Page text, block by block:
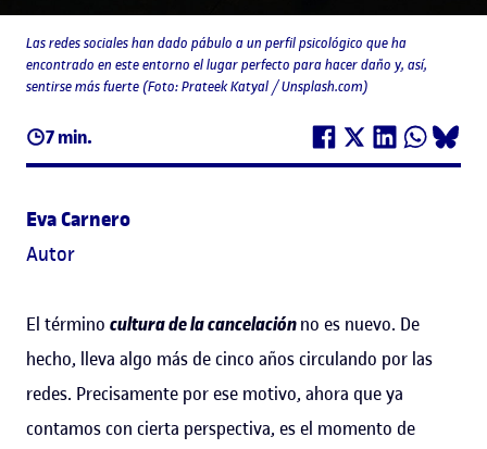
7 min.
Las redes sociales han dado pábulo a un perfil psicológico que ha
encontrado en este entorno el lugar perfecto para hacer daño y, así,
sentirse más fuerte (Foto: Prateek Katyal / Unsplash.com)
Eva Carnero
Autor
El término cultura de la cancelaciónno es nuevo. De
hecho, lleva algo más de cinco años circulando por las
redes. Precisamente por ese motivo, ahora que ya
contamos con cierta perspectiva, es el momento de